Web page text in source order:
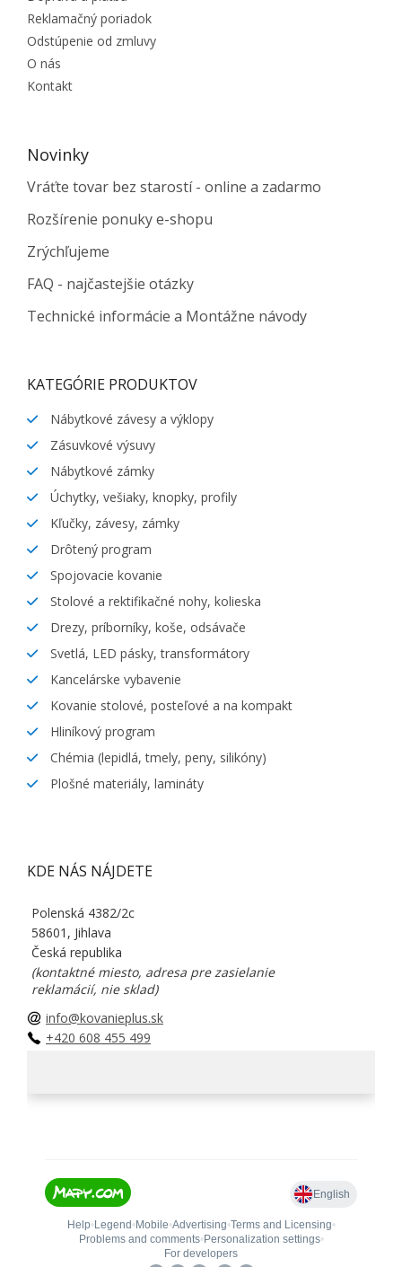
Reklamačný poriadok
Odstúpenie od zmluvy
O nás
Kontakt
Novinky
Vráťte tovar bez starostí - online a zadarmo
Rozšírenie ponuky e-shopu
Zrýchľujeme
FAQ - najčastejšie otázky
Technické informácie a Montážne návody
KATEGÓRIE PRODUKTOV
Nábytkové závesy a výklopy
Zásuvkové výsuvy
Nábytkové zámky
Úchytky, vešiaky, knopky, profily
Kľučky, závesy, zámky
Drôtený program
Spojovacie kovanie
Stolové a rektifikačné nohy, kolieska
Drezy, príborníky, koše, odsávače
Svetlá, LED pásky, transformátory
Kancelárske vybavenie
Kovanie stolové, posteľové a na kompakt
Hliníkový program
Chémia (lepidlá, tmely, peny, silikóny)
Plošné materiály, lamináty
KDE NÁS NÁJDETE
Polenská 4382/2c
58601, Jihlava
Česká republika
(kontaktné miesto, adresa pre zasielanie
reklamácií, nie sklad)
info@kovanieplus.sk
+420 608 455 499